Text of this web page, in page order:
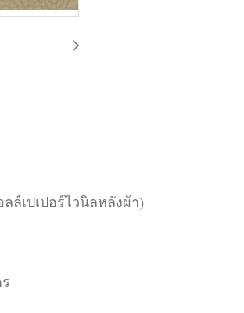
ลล์เปเปอร์ไวนิลหลังผ้า)